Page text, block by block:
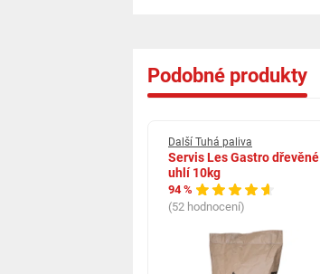
Podobné produkty
Další Tuhá paliva
Servis Les Gastro dřevěné
uhlí 10kg
94 %
(52 hodnocení)